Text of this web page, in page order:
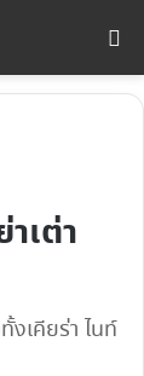
เต่า
เคียร่า ไนท์